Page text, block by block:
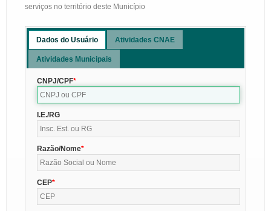
serviços no território deste Município
Dados do Usuário Atividades CNAE
Atividades Municipais
CNPJ/CPF
I.E./RG
Razão/Nome
CEP